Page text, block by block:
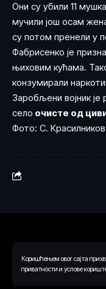
Коришћењем овог сајта
приватности и услове
Они су убили 11
мучили још осам
су потом пренели у
Фабрисенко је
њиховим кућама.
конзумирали
Заробљени војник је
село очисте од
Фото: С. Красилников
© 2024 Ауторска права